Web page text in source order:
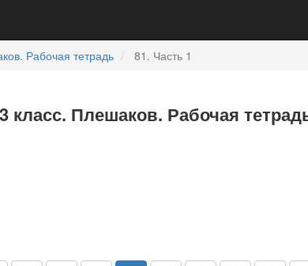
Рабочая тетрадь 81. Часть 1
Плешаков. Рабочая